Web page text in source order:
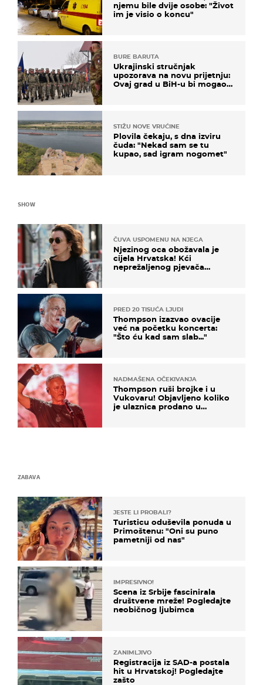
njemu bile dvije osobe: "Život
im je visio o koncu"
BURE BARUTA
Ukrajinski stručnjak
upozorava na novu prijetnju:
Ovaj grad u BiH-u bi mogao
STIŽU NOVE VRUĆINE
Plovila čekaju, s dna izviru
čuda: "Nekad sam se tu
kupao, sad igram nogomet"
SHOW
ČUVA USPOMENU NA NJEGA
Njezinog oca obožavala je
cijela Hrvatska! Kći
neprežaljenog pjevača
PRED 20 TISUĆA LJUDI
Thompson izazvao ovacije
već na početku koncerta:
"Što ću kad sam slab..."
NADMAŠENA OČEKIVANJA
Thompson ruši brojke i u
Vukovaru! Objavljeno koliko
je ulaznica prodano u
ZABAVA
JESTE LI PROBALI?
Turisticu oduševila ponuda u
Primoštenu: "Oni su puno
pametniji od nas"
IMPRESIVNO!
Scena iz Srbije fascinirala
društvene mreže! Pogledajte
neobičnog ljubimca
ZANIMLJIVO
Registracija iz SAD-a postala
hit u Hrvatskoj! Pogledajte
zašto